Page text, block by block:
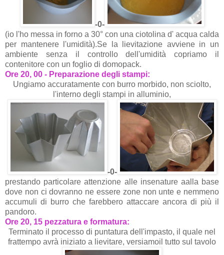
-0-
(io l'ho messa in forno a 30° con una ciotolina d' acqua calda
per mantenere l'umidità).Se la lievitazione avviene in un
ambiente senza il controllo dell'umidità copriamo il
contenitore con un foglio di domopack.
Ore 20, 00 - Preparazione degli stampi:
Ungiamo accuratamente con burro morbido, non sciolto,
l'interno degli stampi in alluminio,
-0-
prestando particolare attenzione alle insenature aalla base
dove non ci dovranno ne essere zone non unte e nemmeno
accumuli di burro che farebbero attaccare ancora di più il
pandoro.
Ore 20, 15 pezzatura e formatura:
Terminato il processo di puntatura dell'impasto, il quale nel
frattempo avrà iniziato a lievitare, versiamoil tutto sul tavolo